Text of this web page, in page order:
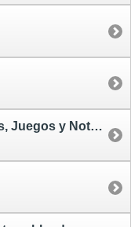
Torrance. Símbolos, Números, Juegos y Notas Musicales en El Resplandor de Kubrick